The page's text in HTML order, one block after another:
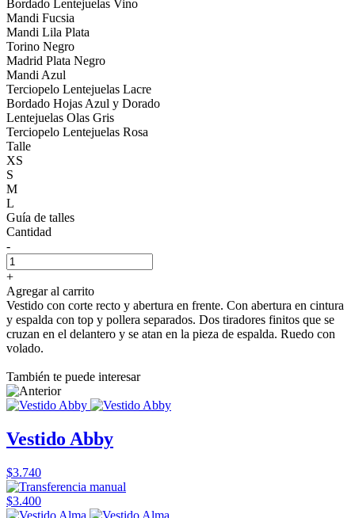
Bordado Lentejuelas Vino
Mandi Fucsia
Mandi Lila Plata
Torino Negro
Madrid Plata Negro
Mandi Azul
Terciopelo Lentejuelas Lacre
Bordado Hojas Azul y Dorado
Lentejuelas Olas Gris
Terciopelo Lentejuelas Rosa
Talle
XS
S
M
L
Guía de talles
Cantidad
-
+
Agregar al carrito
Vestido con corte recto y abertura en frente. Con abertura en cintura
y espalda con top y pollera separados. Dos tiradores finitos que se
cruzan en el delantero y se atan en la pieza de espalda. Ruedo con
volado.
También te puede interesar
Vestido Abby
$3.740
$3.400